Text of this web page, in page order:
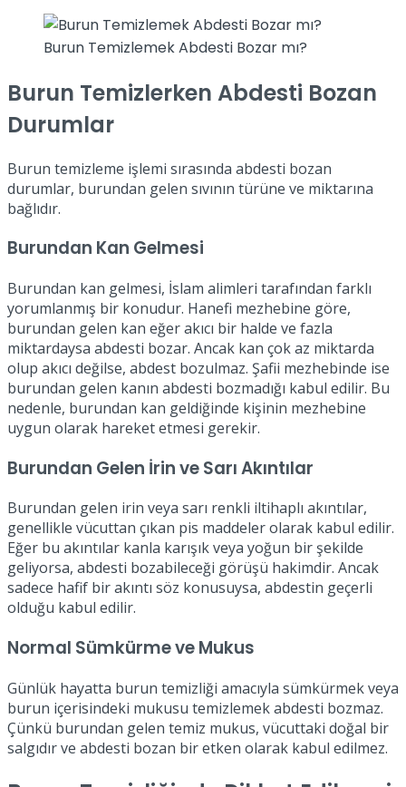
Burun Temizlemek Abdesti Bozar mı?
Burun Temizlerken Abdesti Bozan
Durumlar
Burun temizleme işlemi sırasında abdesti bozan
durumlar, burundan gelen sıvının türüne ve miktarına
bağlıdır.
Burundan Kan Gelmesi
Burundan kan gelmesi, İslam alimleri tarafından farklı
yorumlanmış bir konudur. Hanefi mezhebine göre,
burundan gelen kan eğer akıcı bir halde ve fazla
miktardaysa abdesti bozar. Ancak kan çok az miktarda
olup akıcı değilse, abdest bozulmaz. Şafii mezhebinde ise
burundan gelen kanın abdesti bozmadığı kabul edilir. Bu
nedenle, burundan kan geldiğinde kişinin mezhebine
uygun olarak hareket etmesi gerekir.
Burundan Gelen İrin ve Sarı Akıntılar
Burundan gelen irin veya sarı renkli iltihaplı akıntılar,
genellikle vücuttan çıkan pis maddeler olarak kabul edilir.
Eğer bu akıntılar kanla karışık veya yoğun bir şekilde
geliyorsa, abdesti bozabileceği görüşü hakimdir. Ancak
sadece hafif bir akıntı söz konusuysa, abdestin geçerli
olduğu kabul edilir.
Normal Sümkürme ve Mukus
Günlük hayatta burun temizliği amacıyla sümkürmek veya
burun içerisindeki mukusu temizlemek abdesti bozmaz.
Çünkü burundan gelen temiz mukus, vücuttaki doğal bir
salgıdır ve abdesti bozan bir etken olarak kabul edilmez.